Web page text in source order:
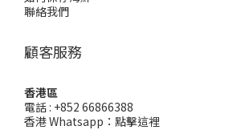
聯絡我們
顧客服務
香港區
電話 : +852 66866388
香港 Whatsapp： 點擊這裡